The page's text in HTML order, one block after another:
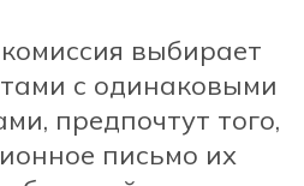
выбирает
с одинаковыми
предпочтут того,
письмо их